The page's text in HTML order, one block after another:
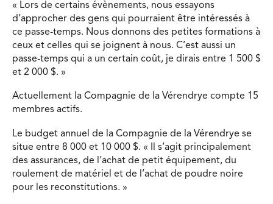
« Lors de certains évènements, nous essayons
d’approcher des gens qui pourraient être intéressés à
ce passe-temps. Nous donnons des petites formations à
ceux et celles qui se joignent à nous. C’est aussi un
passe-temps qui a un certain coût, je dirais entre 1 500 $
et 2 000 $. »
Actuellement la Compagnie de la Vérendrye compte 15
membres actifs.
Le budget annuel de la Compagnie de la Vérendrye se
situe entre 8 000 et 10 000 $. « Il s’agit principalement
des assurances, de l’achat de petit équipement, du
roulement de matériel et de l’achat de poudre noire
pour les reconstitutions. »